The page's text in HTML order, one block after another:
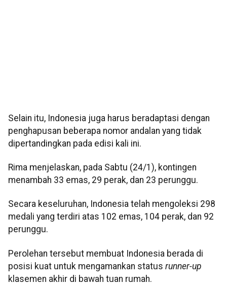
Selain itu, Indonesia juga harus beradaptasi dengan
penghapusan beberapa nomor andalan yang tidak
dipertandingkan pada edisi kali ini.
Rima menjelaskan, pada Sabtu (24/1), kontingen
menambah 33 emas, 29 perak, dan 23 perunggu.
Secara keseluruhan, Indonesia telah mengoleksi 298
medali yang terdiri atas 102 emas, 104 perak, dan 92
perunggu.
Perolehan tersebut membuat Indonesia berada di
posisi kuat untuk mengamankan status runner-up
klasemen akhir di bawah tuan rumah.